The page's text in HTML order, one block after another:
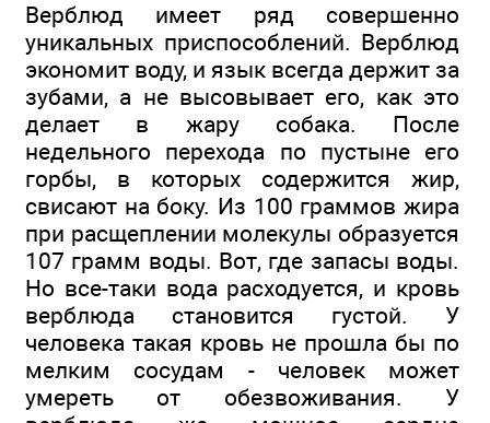
Верблюд имеет ряд совершенно
уникальных приспособлений. Верблюд
экономит воду, и язык всегда держит за
зубами, а не высовывает его, как это
делает в жару собака. После
недельного перехода по пустыне его
горбы, в которых содержится жир,
свисают на боку. Из 100 граммов жира
при расщеплении молекулы образуется
107 грамм воды. Вот, где запасы воды.
Но все-таки вода расходуется, и кровь
верблюда становится густой. У
человека такая кровь не прошла бы по
мелким сосудам - человек может
умереть от обезвоживания. У